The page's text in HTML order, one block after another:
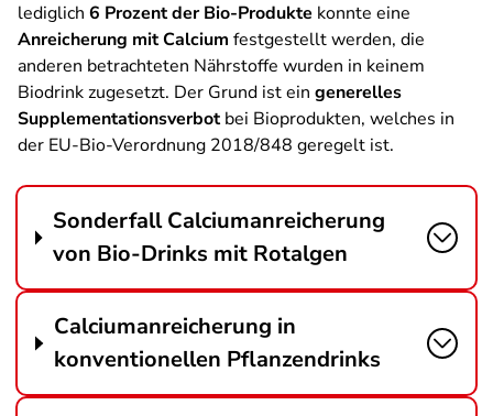
lediglich 6 Prozent der Bio-Produkte konnte eine
Anreicherung mit Calcium festgestellt werden, die
anderen betrachteten Nährstoffe wurden in keinem
Biodrink zugesetzt. Der Grund ist ein generelles
Supplementationsverbotbei Bioprodukten, welches in
der EU-Bio-Verordnung 2018/848 geregelt ist.
Sonderfall Calciumanreicherung
von Bio-Drinks mit Rotalgen
Calciumanreicherung in
konventionellen Pflanzendrinks